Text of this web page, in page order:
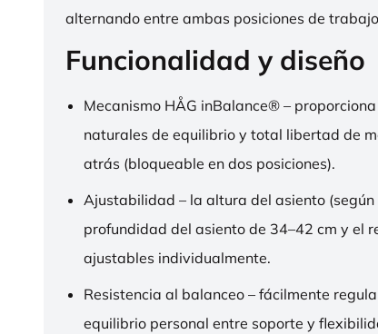
alternando entre ambas posiciones de
Funcionalidad y diseño
Mecanismo HÅG inBalance® –
naturales de equilibrio y total libertad de
atrás (bloqueable en dos posiciones).
Ajustabilidad – la altura del asiento (según
profundidad del asiento de 34–42 cm y el
ajustables individualmente.
Resistencia al balanceo – fácilmente
equilibrio personal entre soporte y